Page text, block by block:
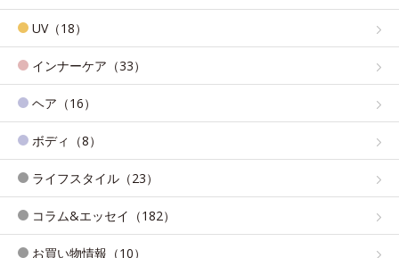
UV（18）
インナーケア（33）
ヘア（16）
ボディ（8）
ライフスタイル（23）
コラム&エッセイ（182）
お買い物情報（10）